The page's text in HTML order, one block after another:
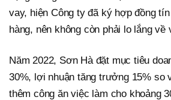
vay, hiện Công ty đã ký hợp đồng
hàng, nên không còn phải lo lắng về
Năm 2022, Sơn Hà đặt mục tiêu
30%, lợi nhuận tăng trưởng 15% so
thêm công ăn việc làm cho khoảng